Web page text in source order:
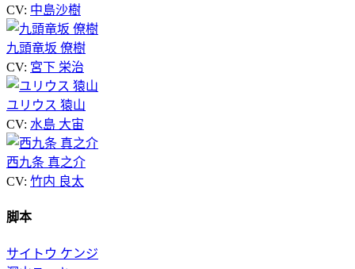
CV: 中島沙樹
九頭竜坂 僚樹
CV: 宮下 栄治
ユリウス 猿山
CV: 水島 大宙
西九条 真之介
CV: 竹内 良太
脚本
サイトウ ケンジ